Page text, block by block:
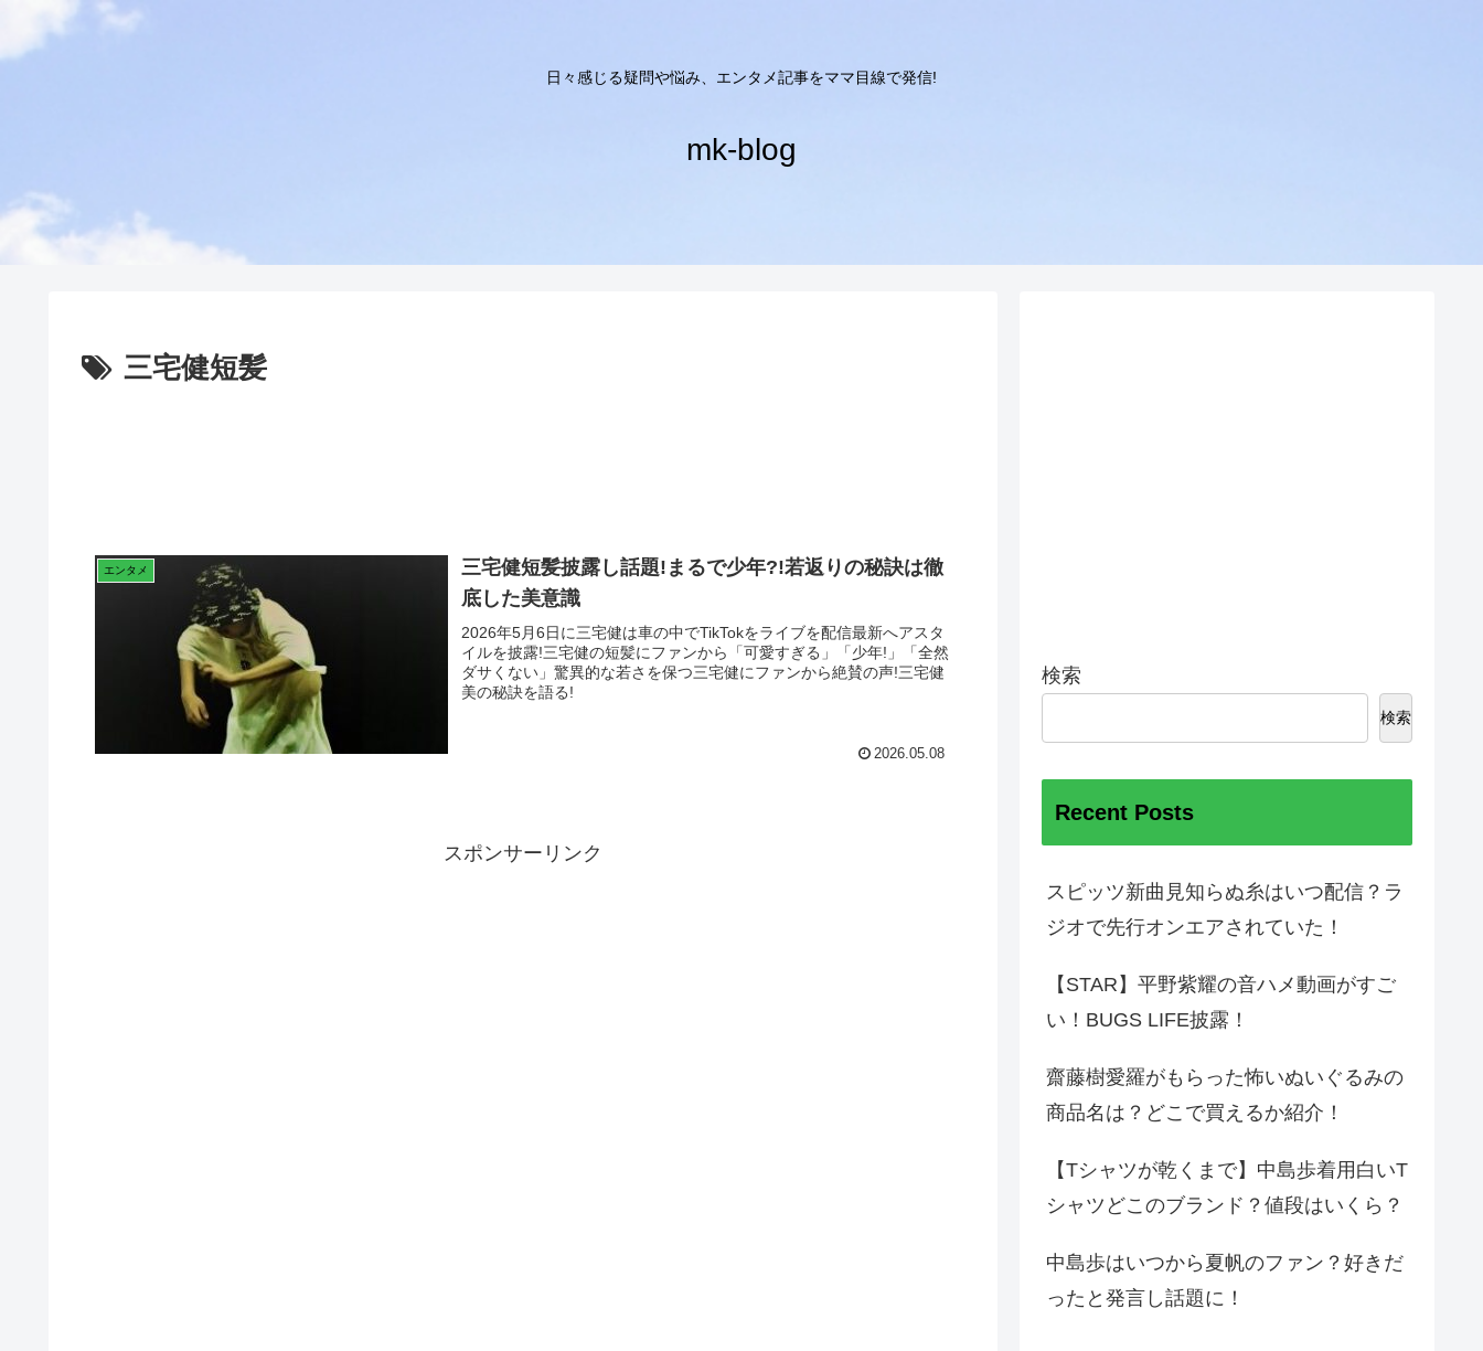
日々感じる疑問や悩み、エンタメ記事をママ目線で発信!
mk-blog
三宅健短髪
エンタメ
三宅健短髪披露し話題!まるで少年?!若返りの秘訣は徹
底した美意識
2026年5月6日に三宅健は車の中でTikTokをライブを配信最新へアスタ
イルを披露!三宅健の短髪にファンから「可愛すぎる」「少年!」「全然
ダサくない」驚異的な若さを保つ三宅健にファンから絶賛の声!三宅健
美の秘訣を語る!
2026.05.08
スポンサーリンク
検索
検索
Recent Posts
スピッツ新曲見知らぬ糸はいつ配信？ラ
ジオで先行オンエアされていた！
【STAR】平野紫耀の音ハメ動画がすご
い！BUGS LIFE披露！
齋藤樹愛羅がもらった怖いぬいぐるみの
商品名は？どこで買えるか紹介！
【Tシャツが乾くまで】中島歩着用白いT
シャツどこのブランド？値段はいくら？
中島歩はいつから夏帆のファン？好きだ
ったと発言し話題に！